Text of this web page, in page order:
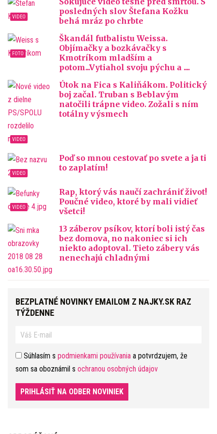
posledných slov Štefana Kožku
behá mráz po chrbte
Škandál futbalistu Weissa.
Objímačky a bozkávačky s
Kmotríkom mladším a
potom...Vytiahol svoju pýchu a ....
Útok na Fica s Kaliňákom. Politický
boj začal. Truban s Beblavým
natočili trápne video. Zožali s ním
totálny výsmech
Poď so mnou cestovať po svete a ja ti
to zaplatím!
Rap, ktorý vás naučí zachrániť život!
Poučné video, ktoré by mali vidieť
všetci!
13 záberov psíkov, ktorí boli istý čas
bez domova, no nakoniec si ich
niekto adoptoval. Tieto zábery vás
nenechajú chladnými
BEZPLATNÉ NOVINKY EMAILOM Z NAJKY.SK RAZ
TÝŽDENNE
Súhlasím s podmienkami používania a potvrdzujem, že
som sa oboznámil s ochranou osobných údajov
PRIHLÁSIŤ NA ODBER NOVINIEK